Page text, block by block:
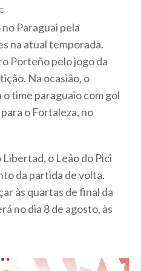
Paraguai pela
na atual temporada.
Porteño pelo jogo da
Na ocasião, o
time paraguaio com gol
o Fortaleza, no
o Leão do Pici
da partida de volta.
às quartas de final da
no dia 8 de agosto, às